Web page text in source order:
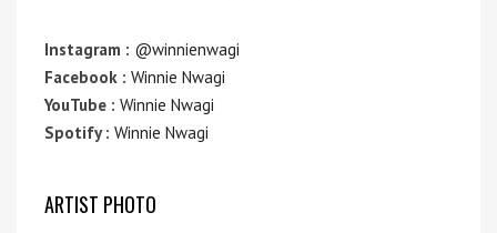
Instagram : @winnienwagi
Facebook : Winnie Nwagi
YouTube : Winnie Nwagi
Spotify : Winnie Nwagi
ARTIST PHOTO